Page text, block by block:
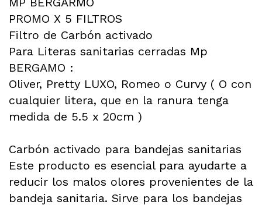
PROMO X 5 FILTROS
Filtro de Carbón activado
Para Literas sanitarias cerradas Mp
BERGAMO :
Oliver, Pretty LUXO, Romeo o Curvy ( O con
cualquier litera, que en la ranura tenga
medida de 5.5 x 20cm )
Carbón activado para bandejas sanitarias
Este producto es esencial para ayudarte a
reducir los malos olores provenientes de la
bandeja sanitaria. Sirve para los bandejas